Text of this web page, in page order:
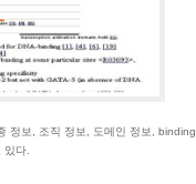
정보, 조직 정보, 도메인 정보, binding
있다.